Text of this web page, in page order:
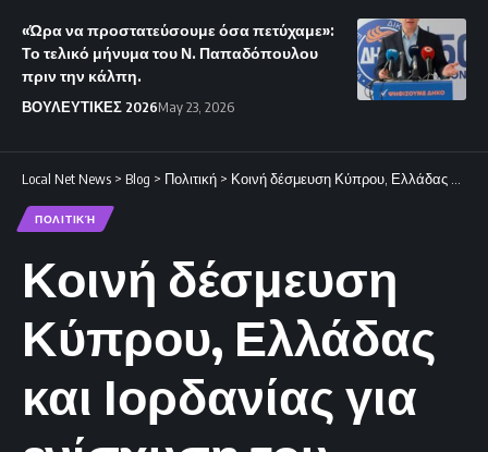
«Ώρα να προστατεύσουμε όσα πετύχαμε»:
Το τελικό μήνυμα του Ν. Παπαδόπουλου
πριν την κάλπη.
ΒΟΥΛΕΥΤΙΚΕΣ 2026May 23, 2026
Local Net News > Blog > Πολιτική > Κοινή δέσμευση Κύπρου, Ελλάδας και Ιορδανίας για ενίσχυση του διαλόγου και αποκλιμάκωση της έντασης.
ΠΟΛΙΤΙΚΉ
Κοινή δέσμευση
Κύπρου, Ελλάδας
και Ιορδανίας για